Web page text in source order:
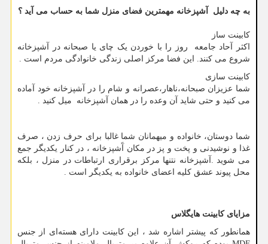
به چه دلیل آشپزخانه مهمترین فضای منزل شما به حساب می آید ؟
کابینت ساز
اکثر آحاد جامعه روز را با خوردن یک چای یا صبحانه در آشپزخانه
شروع می کنند. این فضا مرکز اصلی زندگی خانوادگی مردم است .
کابینت سازی
شما عزیزان صبحانه،ناهار،عصرانه و شام را در آشپزخانه خود آماده
می کنید و حتی شاید آن وعده را در همان آشپزخانه میل کنید .
شما دوستان، خانواده و میهمانان شما غالبا برای حرف زدن ، صرف
غذا و نوشیدنی و پخت و پز در مکان آَشپزخانه ، در کنار یکدیگر جمع
می شوید .آشپزخانه نتنها مرکز برقراری ارتباطات در منزل ، بلکه
محل پیوند عشق کلیه اعضای خانواده به یکدیگر است .
مزایای کابینت هایگلاس
همانطور که پیشتر اشاره شد ، این کابینت دارای هسته‌ای از جنس